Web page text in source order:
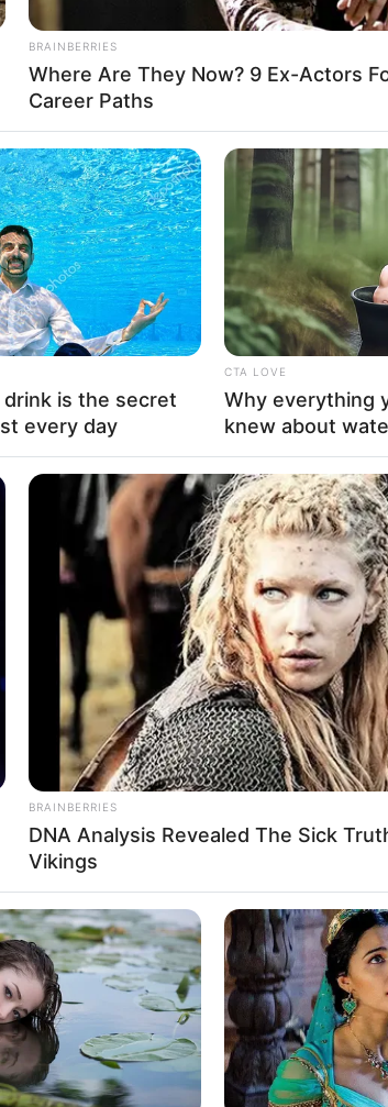
Edit
The Haunting of
dalam ajang
untuk serial
sang sutradara
tahun 2019. Ia
dan berperan
pernah
Serem! 9 Chat
Pelanggan Ini
Merinding
Bikin Ngakak,
Cosplay Murah
Seadanya
Anti
Membawa
Versi Warga
BRAINBERRIES
Where Are They Now? 9 Ex-Actors
Career Paths
is the secret
every day
CTA LOVE
Why everything
knew about
BRAINBERRIES
DNA Analysis Revealed The Sick
Vikings